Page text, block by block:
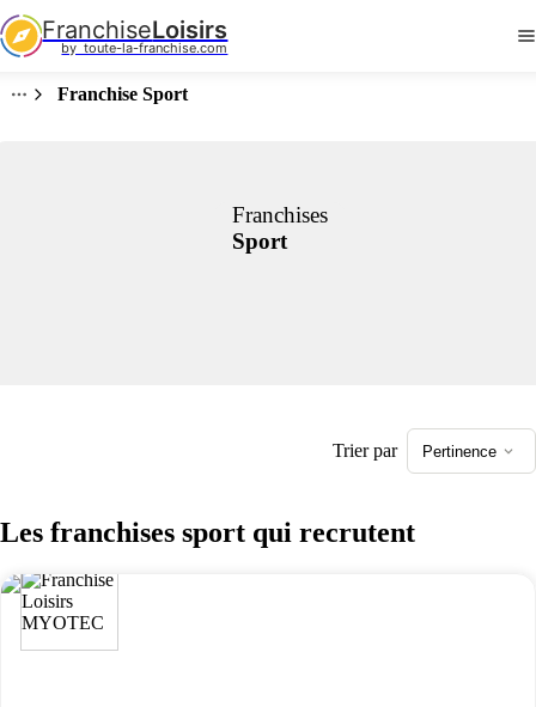
FranchiseLoisirs
by  toute-la-franchise.com
Franchise Sport
Franchises
Sport
Trier par Pertinence
Les franchises sport qui recrutent